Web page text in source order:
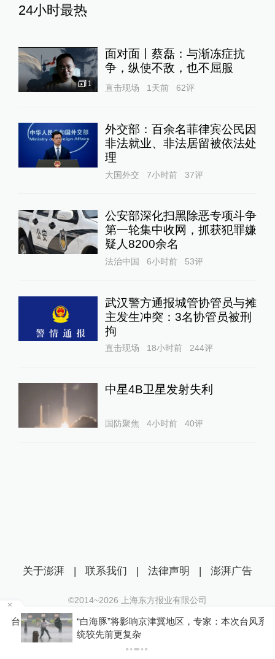
24小时最热
1
面对面丨蔡磊：与渐冻症抗
争，纵使不敌，也不屈服
直击现场 1天前 62评
外交部：百余名菲律宾公民因
非法就业、非法居留被依法处
理
大国外交 7小时前 37评
公安部深化扫黑除恶专项斗争
第一轮集中收网，抓获犯罪嫌
疑人8200余名
法治中国 6小时前 53评
武汉警方通报城管协管员与摊
主发生冲突：3名协管员被刑
拘
直击现场 18小时前 244评
中星4B卫星发射失利
国防聚焦 4小时前 40评
“白海豚”将影响京津冀地区，专家：本次台风系
统较先前更复杂
关于澎湃 | 联系我们 | 法律声明 | 澎湃广告
©2014~2026 上海东方报业有限公司
沪ICP证：沪B2-20170116 | 沪ICP备14003370号
互联网新闻信息服务许可证：31120170006
沪公网安备 31010602000299号